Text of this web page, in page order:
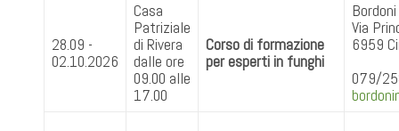
28.09 -
02.10.2026
Casa
Patriziale
di Rivera
dalle ore
09.00 alle
17.00
Corso di formazione
per esperti in funghi
Via
6959
079/